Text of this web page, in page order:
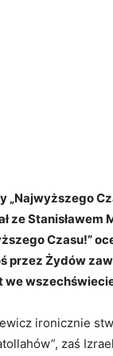
„Najwyższego
ze Stanisławem
Czasu!”
przez Żydów
we
ironicznie
zaś